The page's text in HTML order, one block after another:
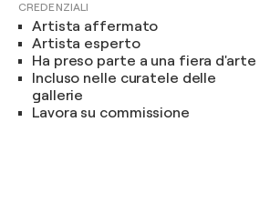
CREDENZIALI
Artista affermato
Artista esperto
Ha preso parte a una fiera d'arte
Incluso nelle curatele delle
gallerie
Lavora su commissione